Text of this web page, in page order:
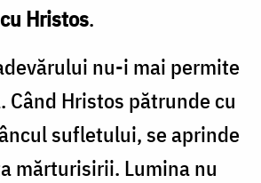
Hristos.
nu-i mai permite
Când Hristos pătrunde cu
sufletului, se aprinde
mărturisirii. Lumina nu